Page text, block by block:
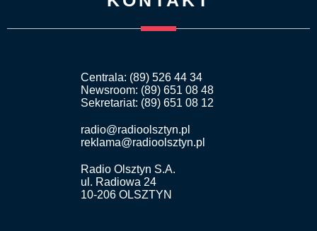
Centrala: (89) 526 44 34
Newsroom: (89) 651 08 48
Sekretariat: (89) 651 08 12
radio@radioolsztyn.pl
reklama@radioolsztyn.pl
Radio Olsztyn S.A.
ul. Radiowa 24
10-206 OLSZTYN